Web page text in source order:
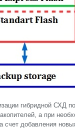
гибридной СХД
а при
счет добавления